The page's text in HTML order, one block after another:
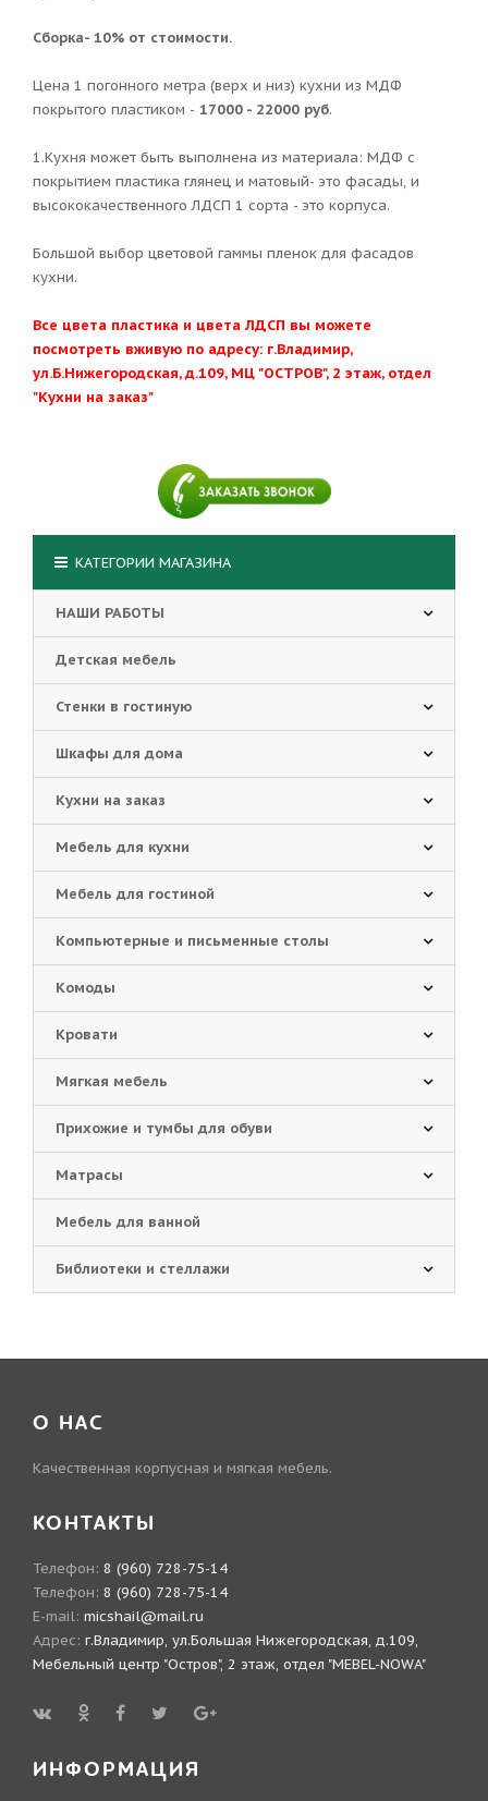
Сборка- 10% от стоимости.
Цена 1 погонного метра (верх и низ) кухни из МДФ
покрытого пластиком - 17000 - 22000 руб.
1.Кухня может быть выполнена из материала: МДФ с
покрытием пластика глянец и матовый- это фасады, и
высококачественного ЛДСП 1 сорта - это корпуса.
Большой выбор цветовой гаммы пленок для фасадов
кухни.
Все цвета пластика и цвета ЛДСП вы можете
посмотреть вживую по адресу: г.Владимир,
ул.Б.Нижегородская, д.109, МЦ "ОСТРОВ", 2 этаж, отдел
"Кухни на заказ"
КАТЕГОРИИ МАГАЗИНА
НАШИ РАБОТЫ
Детская мебель
Стенки в гостиную
Шкафы для дома
Кухни на заказ
Мебель для кухни
Мебель для гостиной
Компьютерные и письменные столы
Комоды
Кровати
Мягкая мебель
Прихожие и тумбы для обуви
Матрасы
Мебель для ванной
Библиотеки и стеллажи
О НАС
Качественная корпусная и мягкая мебель.
КОНТАКТЫ
Телефон: 8 (960) 728-75-14
Телефон: 8 (960) 728-75-14
E-mail: micshail@mail.ru
Адрес: г.Владимир, ул.Большая Нижегородская, д.109,
Мебельный центр "Остров", 2 этаж, отдел "MEBEL-NOWA"
ИНФОРМАЦИЯ